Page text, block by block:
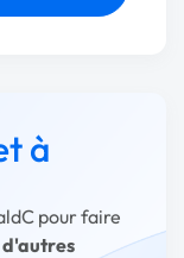
à
pour faire
d'autres